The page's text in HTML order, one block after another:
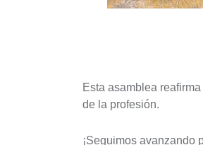
Esta asamblea
de la profesión.
¡Seguimos avanzando